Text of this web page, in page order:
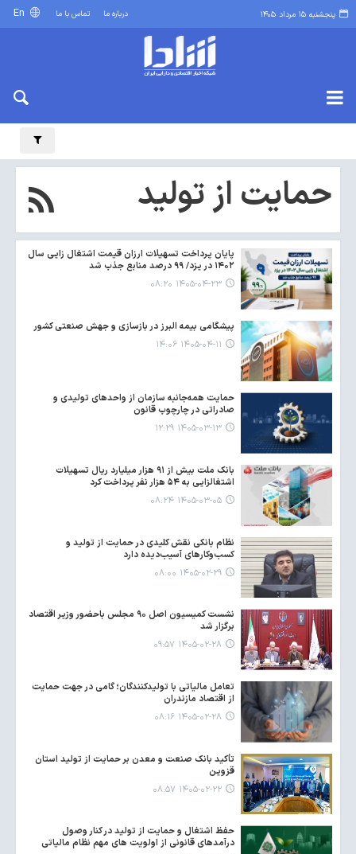
پنجشنبه ۱۵ مرداد ۱۴۰۵ درباره ما تماس با ما
حمایت از تولید
پایان پرداخت تسهیلات ارزان قیمت اشتغال زایی سال
۱۴۰۲ در یزد/ ۹۹ درصد منابع جذب شد
۱۴۰۵-۰۴-۲۳ ۰۸:۲۰
پیشگامی بیمه البرز در بازسازی و جهش صنعتی کشور
۱۴۰۵-۰۴-۱۱ ۱۴:۰۶
حمایت همه‌جانبه سازمان از واحدهای تولیدی و
صادراتی در چارچوب قانون
۱۴۰۵-۰۳-۱۳ ۱۲:۲۹
بانک ملت بیش از ۹۱ هزار میلیارد ریال تسهیلات
اشتغالزایی به ۵۴ هزار نفر پرداخت کرد
۱۴۰۵-۰۳-۰۵ ۰۸:۲۴
نظام بانکی نقش کلیدی در حمایت از تولید و
کسب‌وکارهای آسیب‌دیده دارد
۱۴۰۵-۰۲-۲۹ ۰۸:۰۰
نشست کمیسیون اصل ۹۰ مجلس باحضور وزیر اقتصاد
برگزار شد
۱۴۰۵-۰۲-۲۸ ۰۹:۵۷
تعامل مالیاتی با تولیدکنندگان؛ گامی در جهت حمایت
از اقتصاد مازندران
۱۴۰۵-۰۲-۲۸ ۰۸:۱۶
تأکید بانک صنعت و معدن بر حمایت از تولید استان
قزوین
۱۴۰۵-۰۲-۲۲ ۰۸:۵۷
حفظ اشتغال و حمایت از تولید در کنار وصول
درآمدهای قانونی از اولویت های مهم نظام مالیاتی